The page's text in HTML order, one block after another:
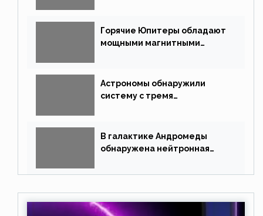
Горячие Юпитеры обладают
мощными магнитными
Астрономы обнаружили
систему с тремя
В галактике Андромеды
обнаружена нейтронная